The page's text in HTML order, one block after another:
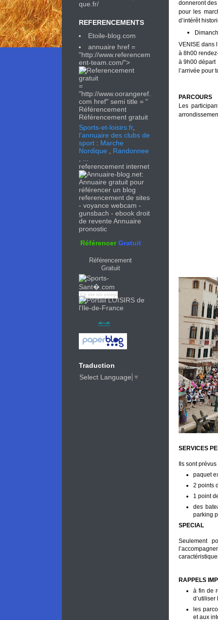
donneront
pour les
d’intérêt
VENISE dans
à 8h00
à 9h00 départ
l’arrivée pour
PARCOURS
Les
SERVICES
Ils sont
paquet
2 points
1 point
des
parking
SPECIAL
Seulement
RAPPELS
à fin de
les
et aux
que.fr/
REFERENCEMENTS
Etoile-blog.com
annuaire href =
"http://www.referencem
ent-team.com/">
=
"http://www.oorangeref.
com href" semi title = "
Référencement
Référencement gratuit
Sports-et-loisirs.fr,
l'annuaire des clubs de
sport : Marche
Nordique
Randonnee
referencement internet
referencement de sites
- voyance webcam -
gunsbach - ebook droit
de revente Annuaire
pronostic
Référencer Gratuit
Référencement
Gratuit
Ce site est enregistr� sur l´ Sports d'hiver
Traduction
Select Language ▼